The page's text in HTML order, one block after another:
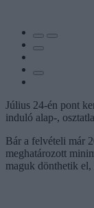
Július 24-én pont
induló alap-,
Bár a felvételi már
meghatározott
maguk dönthetik